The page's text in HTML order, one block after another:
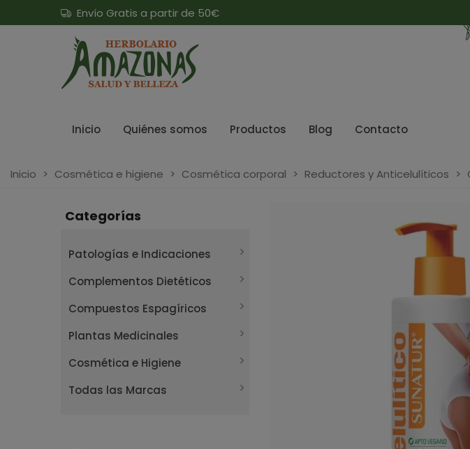
Envío Gratis a partir de 50€
Inicio Quiénes somos Productos Blog Contacto
Inicio > Cosmética e higiene > Cosmética corporal > Reductores y Anticelulíticos >
Categorías
Patologías e Indicaciones
Complementos Dietéticos
Compuestos Espagíricos
Plantas Medicinales
Cosmética e Higiene
Todas las Marcas